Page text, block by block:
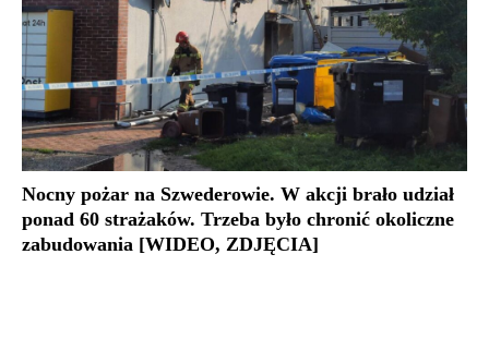
Nocny pożar na Szwederowie. W akcji brało udział
ponad 60 strażaków. Trzeba było chronić okoliczne
zabudowania [WIDEO, ZDJĘCIA]